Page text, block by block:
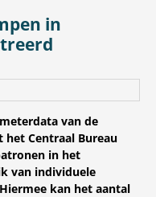
in
van de
het Centraal Bureau
in het
van individuele
kan het aantal